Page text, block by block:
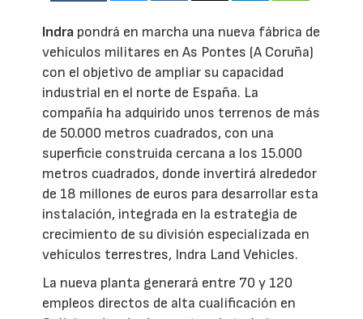
Indra pondrá en marcha una nueva fábrica de
vehículos militares en As Pontes (A Coruña)
con el objetivo de ampliar su capacidad
industrial en el norte de España. La
compañía ha adquirido unos terrenos de más
de 50.000 metros cuadrados, con una
superficie construida cercana a los 15.000
metros cuadrados, donde invertirá alrededor
de 18 millones de euros para desarrollar esta
instalación, integrada en la estrategia de
crecimiento de su división especializada en
vehículos terrestres, Indra Land Vehicles.
La nueva planta generará entre 70 y 120
empleos directos de alta cualificación en